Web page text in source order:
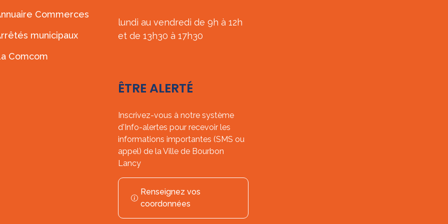
Commerces
municipaux
Comcom
lundi au vendredi de 9h à 12h
et de 13h30 à 17h30
ÊTRE ALERTÉ
Inscrivez-vous à notre système
d'Info-alertes pour recevoir les
informations importantes (SMS ou
appel) de la Ville de Bourbon
Lancy
Renseignez vos
coordonnées